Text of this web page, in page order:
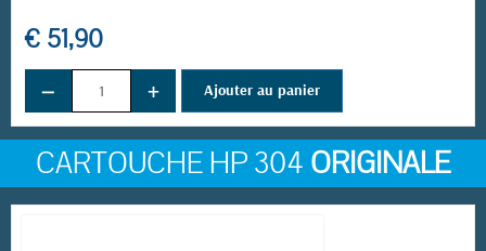
€ 51,90
− + Ajouter au panier
CARTOUCHE HP 304 ORIGINALE